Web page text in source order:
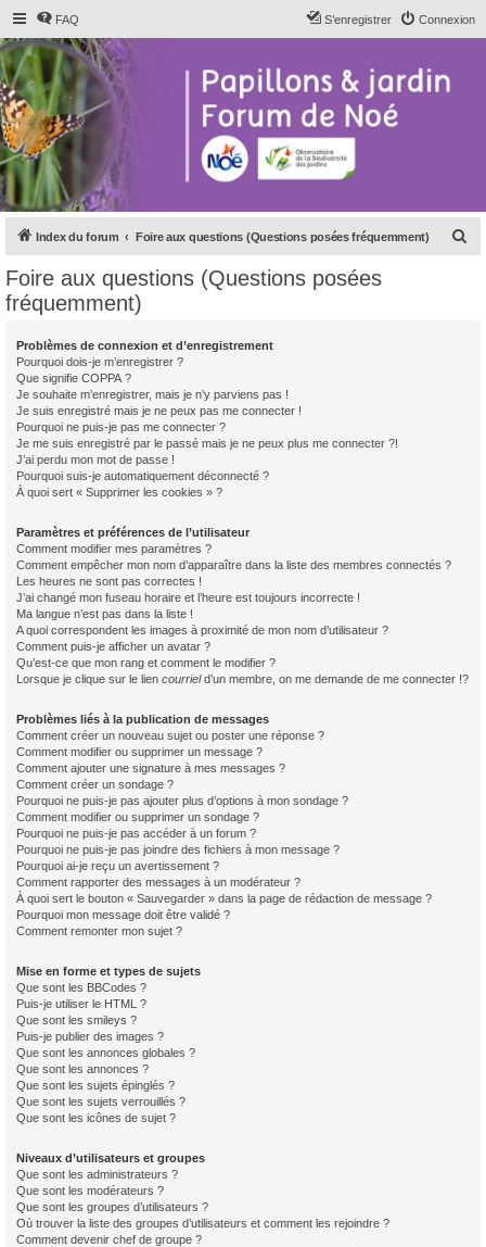
FAQ Connexion
S’enregistrer
Index du forum Foire aux questions (Questions posées fréquemment)
Foire aux questions (Questions posées
fréquemment)
Problèmes de connexion et d’enregistrement
Pourquoi dois-je m’enregistrer ?
Que signifie COPPA ?
Je souhaite m’enregistrer, mais je n’y parviens pas !
Je suis enregistré mais je ne peux pas me connecter !
Pourquoi ne puis-je pas me connecter ?
Je me suis enregistré par le passé mais je ne peux plus me connecter ?!
J’ai perdu mon mot de passe !
Pourquoi suis-je automatiquement déconnecté ?
À quoi sert « Supprimer les cookies » ?
Paramètres et préférences de l’utilisateur
Comment modifier mes paramètres ?
Comment empêcher mon nom d’apparaître dans la liste des membres connectés ?
Les heures ne sont pas correctes !
J’ai changé mon fuseau horaire et l’heure est toujours incorrecte !
Ma langue n’est pas dans la liste !
A quoi correspondent les images à proximité de mon nom d’utilisateur ?
Comment puis-je afficher un avatar ?
Qu’est-ce que mon rang et comment le modifier ?
Lorsque je clique sur le lien courrield’un membre, on me demande de me connecter !?
Problèmes liés à la publication de messages
Comment créer un nouveau sujet ou poster une réponse ?
Comment modifier ou supprimer un message ?
Comment ajouter une signature à mes messages ?
Comment créer un sondage ?
Pourquoi ne puis-je pas ajouter plus d’options à mon sondage ?
Comment modifier ou supprimer un sondage ?
Pourquoi ne puis-je pas accéder à un forum ?
Pourquoi ne puis-je pas joindre des fichiers à mon message ?
Pourquoi ai-je reçu un avertissement ?
Comment rapporter des messages à un modérateur ?
À quoi sert le bouton « Sauvegarder » dans la page de rédaction de message ?
Pourquoi mon message doit être validé ?
Comment remonter mon sujet ?
Mise en forme et types de sujets
Que sont les BBCodes ?
Puis-je utiliser le HTML ?
Que sont les smileys ?
Puis-je publier des images ?
Que sont les annonces globales ?
Que sont les annonces ?
Que sont les sujets épinglés ?
Que sont les sujets verrouillés ?
Que sont les icônes de sujet ?
Niveaux d’utilisateurs et groupes
Que sont les administrateurs ?
Que sont les modérateurs ?
Que sont les groupes d’utilisateurs ?
Où trouver la liste des groupes d’utilisateurs et comment les rejoindre ?
Comment devenir chef de groupe ?